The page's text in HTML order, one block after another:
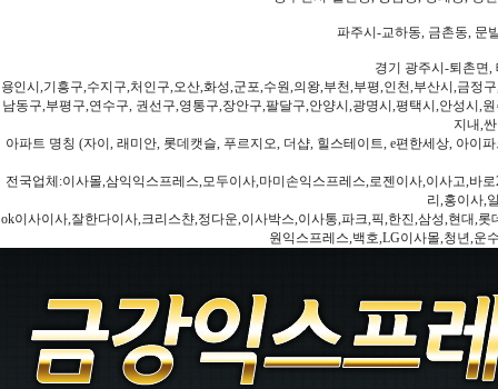
파주시-교하동, 금촌동, 문
경기 광주시-퇴촌면,
용인시,기흥구,수지구,처인구,오산,화성,군포,수원,의왕,부천,부평,인천,부산시,금
남동구,부평구,연수구, 권선구,영통구,장안구,팔달구,안양시,광명시,평택시,안성시,
지내,
아파트 명칭 (자이, 래미안, 롯데캣슬, 푸르지오, 더샵, 힐스테이트, e편한세상, 아이
전국업체:이사몰,삼익익스프레스,모두이사,마미손익스프레스,로젠이사,이사고,바
리,홍이사,
ok이사이사,잘한다이사,크리스챤,정다운,이사박스,이사통,파크,픽,한진,삼성,현대,
원익스프레스,백호,LG이사몰,청년,운